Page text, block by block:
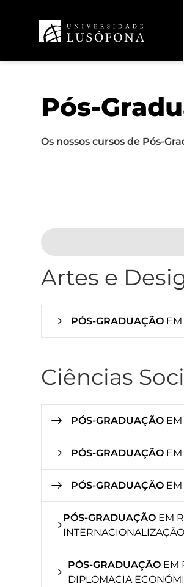
Pós-
Os nossos cursos de Pós-
Artes e
PÓS-GRADUAÇÃO
Ciências
PÓS-GRADUAÇÃO
PÓS-GRADUAÇÃO
PÓS-GRADUAÇÃO EM
PÓS-GRADUAÇÃOEM
PÓS-GRADUAÇÃO EM
DIPLOMACIA